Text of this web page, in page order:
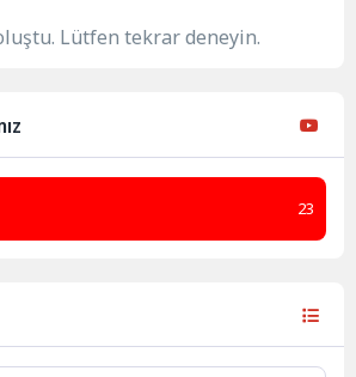
Lütfen tekrar deneyin.
23